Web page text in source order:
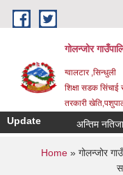
Skip to main content
गोलन्जोर
ग्वालटार ,सिन्धुली
शिक्षा सडक सिंचाई
तरकारी
Update अन्तिम नतिजा
You are
Home » गोलन्जोर